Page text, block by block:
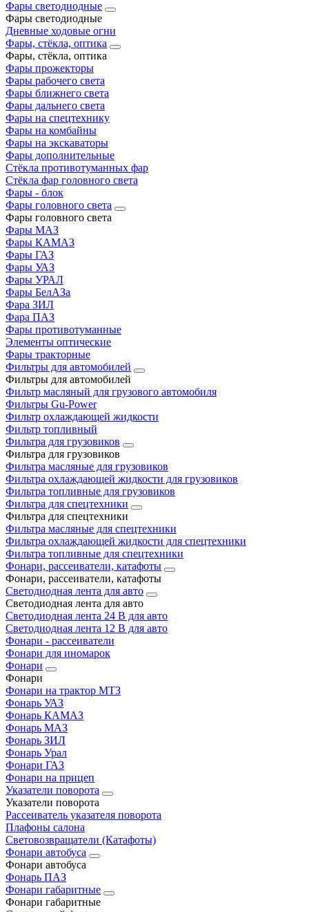
Фары светодиодные
Фары светодиодные
Дневные ходовые огни
Фары, стёкла, оптика
Фары, стёкла, оптика
Фары прожекторы
Фары рабочего света
Фары ближнего света
Фары дальнего света
Фары на спецтехнику
Фары на комбайны
Фары на экскаваторы
Фары дополнительные
Стёкла противотуманных фар
Стёкла фар головного света
Фары - блок
Фары головного света
Фары головного света
Фары МАЗ
Фары КАМАЗ
Фары ГАЗ
Фары УАЗ
Фары УРАЛ
Фары БелАЗа
Фара ЗИЛ
Фара ПАЗ
Фары противотуманные
Элементы оптические
Фары тракторные
Фильтры для автомобилей
Фильтры для автомобилей
Фильтр масляный для грузового автомобиля
Фильтры Gu-Power
Фильтр охлаждающей жидкости
Фильтр топливный
Фильтра для грузовиков
Фильтра для грузовиков
Фильтра масляные для грузовиков
Фильтра охлаждающей жидкости для грузовиков
Фильтра топливные для грузовиков
Фильтра для спецтехники
Фильтра для спецтехники
Фильтра масляные для спецтехники
Фильтра охлаждающей жидкости для спецтехники
Фильтра топливные для спецтехники
Фонари, рассеиватели, катафоты
Фонари, рассеиватели, катафоты
Светодиодная лента для авто
Светодиодная лента для авто
Светодиодная лента 24 В для авто
Светодиодная лента 12 В для авто
Фонари - рассеиватели
Фонари для иномарок
Фонари
Фонари
Фонари на трактор МТЗ
Фонарь УАЗ
Фонарь КАМАЗ
Фонарь МАЗ
Фонарь ЗИЛ
Фонарь Урал
Фонари ГАЗ
Фонари на прицеп
Указатели поворота
Указатели поворота
Рассеиватель указателя поворота
Плафоны салона
Световозвращатели (Катафоты)
Фонари автобуса
Фонари автобуса
Фонарь ПАЗ
Фонари габаритные
Фонари габаритные